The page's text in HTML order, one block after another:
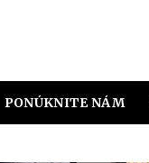
PONÚKNITE NÁM